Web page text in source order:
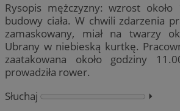
Rysopis mężczyzny: wzrost około
budowy ciała. W chwili zdarzenia
zamaskowany, miał na twarzy
Ubrany w niebieską kurtkę.
zaatakowana około godziny
prowadziła rower.
Słuchaj
⏵︎